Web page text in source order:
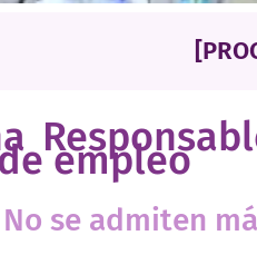
empleo
se admiten